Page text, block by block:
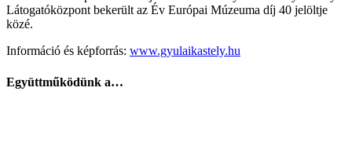
Látogatóközpont bekerült az Év Európai Múzeuma díj 40 jelöltje
közé.
Információ és képforrás: www.gyulaikastely.hu
Együttműködünk a…